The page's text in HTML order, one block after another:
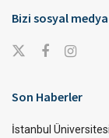
Bizi sosyal
Son Haberler
İstanbul